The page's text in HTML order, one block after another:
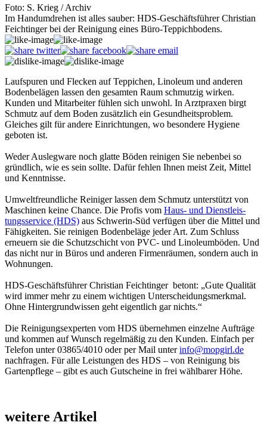
Foto: S. Krieg / Archiv
Im Handumdrehen ist alles sauber: HDS-Geschäftsführer Christian
Feichtinger bei der Reinigung eines Büro-Teppichbodens.
Laufspuren und Flecken auf Teppichen, Linoleum und anderen
Bodenbelägen lassen den gesamten Raum schmutzig wirken.
Kunden und Mitarbeiter fühlen sich unwohl. In Arztpraxen birgt
Schmutz auf dem Boden zusätzlich ein Gesundheitsproblem.
Gleiches gilt für andere Einrichtungen, wo besondere Hygiene
geboten ist.
Weder Auslegware noch glatte Böden reinigen Sie nebenbei so
gründlich, wie es sein sollte. Dafür fehlen Ihnen meist Zeit, Mittel
und Kenntnisse.
Umweltfreundliche Reiniger lassen dem Schmutz unterstützt von
Maschinen keine Chance. Die Profis vom Haus- und Dienstleis­
tungsservice (HDS) aus Schwerin-Süd verfügen über die Mittel und
Fähigkeiten. Sie reinigen Bodenbeläge jeder Art. Zum Schluss
erneuern sie die Schutzschicht von PVC- und Linoleumböden. Und
das nicht nur in Büros und anderen Firmenräumen, sondern auch in
Wohnungen.
HDS-Geschäftsfüh­rer Christian Feichtinger betont: „Gute Qualität
wird immer mehr zu einem wichtigen Unterscheidungsmerkmal.
Ohne Hintergrundwissen geht eigentlich gar nichts.“
Die Reinigungsexperten vom HDS übernehmen einzelne Aufträge
und kommen auf Wunsch regelmäßig zu den Kunden. Einfach per
Telefon unter 03865/4010 oder per Mail unterinfo@mopgirl.de
nachfragen. Für alle Leistungen des HDS – von Reinigung bis
Gartenpflege – gibt es auch Gutscheine in frei wählbarer Höhe.
weitere Artikel